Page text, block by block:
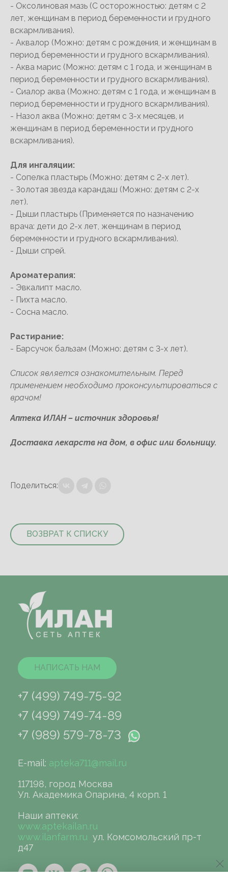
- Оксолиновая мазь (С осторожностью: детям с 2
лет, женщинам в период беременности и грудного
вскармливания).
- Аквалор (Можно: детям с рождения, и женщинам в
период беременности и грудного вскармливания).
- Аква марис (Можно: детям с 1 года, и женщинам в
период беременности и грудного вскармливания).
- Сиалор аква (Можно: детям с 1 года, и женщинам в
период беременности и грудного вскармливания).
- Назол аква (Можно: детям с 3-х месяцев, и
женщинам в период беременности и грудного
вскармливания).
Для ингаляции:
- Сопелка пластырь (Можно: детям с 2-х лет).
- Золотая звезда карандаш (Можно: детям с 2-х
лет).
- Дыши пластырь (Применяется по назначению
врача: дети до 2-х лет, женщинам в период
беременности и грудного вскармливания).
- Дыши спрей.
Ароматерапия:
- Эвкалипт масло.
- Пихта масло.
- Сосна масло.
Растирание:
- Барсучок бальзам (Можно: детям с 3-х лет).
Список является ознакомительным. Перед
применением необходимо проконсультироваться с
врачом!
Аптека ИЛАН – источник здоровья!
Доставка лекарств на дом, в офис или больницу.
Поделиться:
ВОЗВРАТ К СПИСКУ
НАПИСАТЬ НАМ
+7 (499) 749-75-92
+7 (499) 749-74-89
+7 (989) 579-78-73
E-mail: apteka711@mail.ru
117198, город Москва
Ул. Академика Опарина, 4 корп. 1
Наши аптеки:
www.aptekailan.ru
www.ilanfarm.ru ул. Комсомольский пр-т
д47